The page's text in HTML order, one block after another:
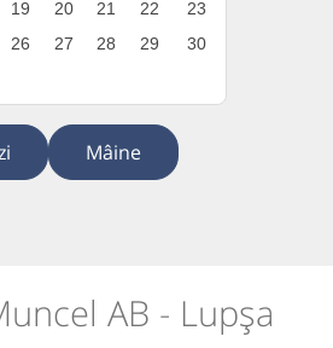
19 20 21 22
23
26 27 28 29
30
Mâine
AB - Lupșa